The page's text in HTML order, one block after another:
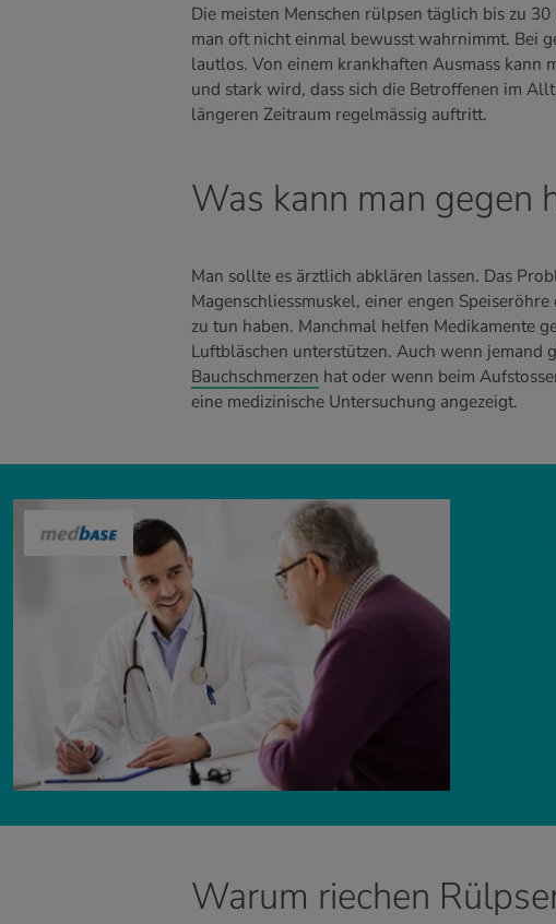
Die meisten Menschen rülpsen täglich bis zu
man oft nicht einmal bewusst wahrnimmt. Bei
lautlos. Von einem krankhaften Ausmass kann
und stark wird, dass sich die Betroffenen im
längeren Zeitraum regelmässig auftritt.
Was kann man gegen
Man sollte es ärztlich abklären lassen. Das
Magenschliessmuskel, einer engen
zu tun haben. Manchmal helfen Medikamente
Luftbläschen unterstützen. Auch wenn
Bauchschmerzen hat oder wenn beim
eine medizinische Untersuchung angezeigt.
Warum riechen